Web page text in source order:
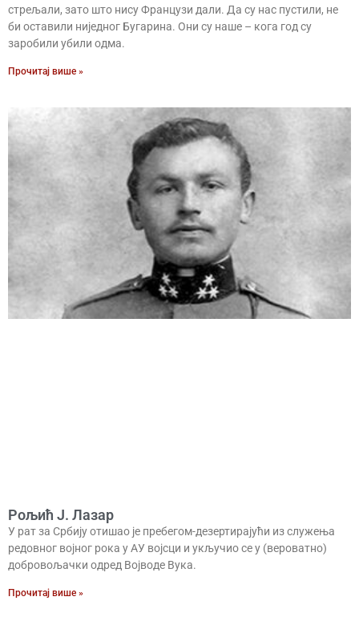
стрељали, зато што нису Французи дали. Да су нас пустили, не
би оставили ниједног Бугарина. Они су наше – кога год су
заробили убили одма.
Прочитај више »
Рољић Ј. Лазар
У рат за Србију отишао је пребегом-дезертирајући из служења
редовног војног рока у АУ војсци и укључио се у (вероватно)
добровољачки одред Војводе Вука.
Прочитај више »